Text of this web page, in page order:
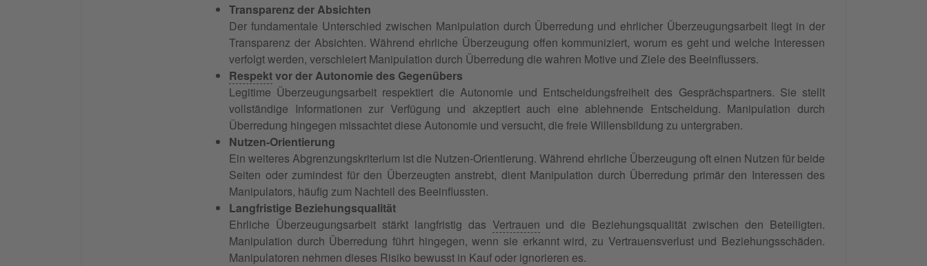
Transparenz der Absichten
Der fundamentale Unterschied zwischen Manipulation durch Überredung und ehrlicher Überzeugungsarbeit liegt in der
Transparenz der Absichten. Während ehrliche Überzeugung offen kommuniziert, worum es geht und welche Interessen
verfolgt werden, verschleiert Manipulation durch Überredung die wahren Motive und Ziele des Beeinflussers.
Respektvor der Autonomie des Gegenübers
Legitime Überzeugungsarbeit respektiert die Autonomie und Entscheidungsfreiheit des Gesprächspartners. Sie stellt
vollständige Informationen zur Verfügung und akzeptiert auch eine ablehnende Entscheidung. Manipulation durch
Überredung hingegen missachtet diese Autonomie und versucht, die freie Willensbildung zu untergraben.
Nutzen-Orientierung
Ein weiteres Abgrenzungskriterium ist die Nutzen-Orientierung. Während ehrliche Überzeugung oft einen Nutzen für beide
Seiten oder zumindest für den Überzeugten anstrebt, dient Manipulation durch Überredung primär den Interessen des
Manipulators, häufig zum Nachteil des Beeinflussten.
Langfristige Beziehungsqualität
Ehrliche Überzeugungsarbeit stärkt langfristig das Vertrauen und die Beziehungsqualität zwischen den Beteiligten.
Manipulation durch Überredung führt hingegen, wenn sie erkannt wird, zu Vertrauensverlust und Beziehungsschäden.
Manipulatoren nehmen dieses Risiko bewusst in Kauf oder ignorieren es.